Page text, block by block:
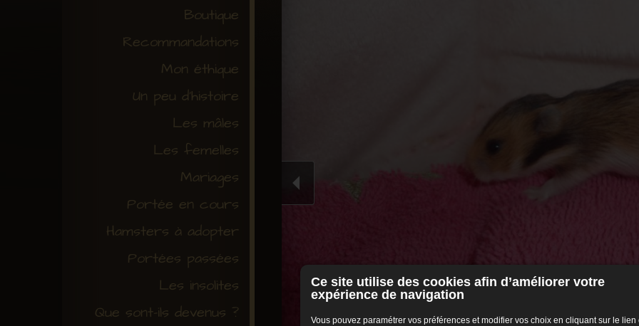
Boutique
Recommandations
Mon éthique
Un peu d'histoire
Les mâles
Les femelles
Mariages
Portée en cours
Hamsters à adopter
Portées passées
Les insolites
Que sont-ils devenus ?
Ce site utilise des cookies afin d’améliorer votre
expérience de navigation
Vous pouvez paramétrer vos préférences et modifier vos choix en cliquant sur le lien